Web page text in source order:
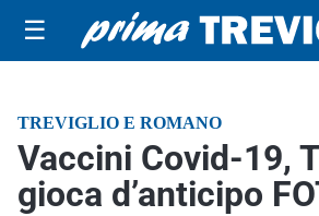
☰
TREVIGLIO E ROMANO
Vaccini Covid-19,
gioca d’anticipo